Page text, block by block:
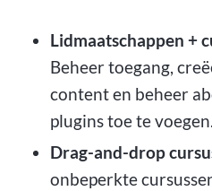
Lidmaatschappen +
Beheer toegang,
content en beheer
plugins toe te voegen.
Drag-and-drop
onbeperkte